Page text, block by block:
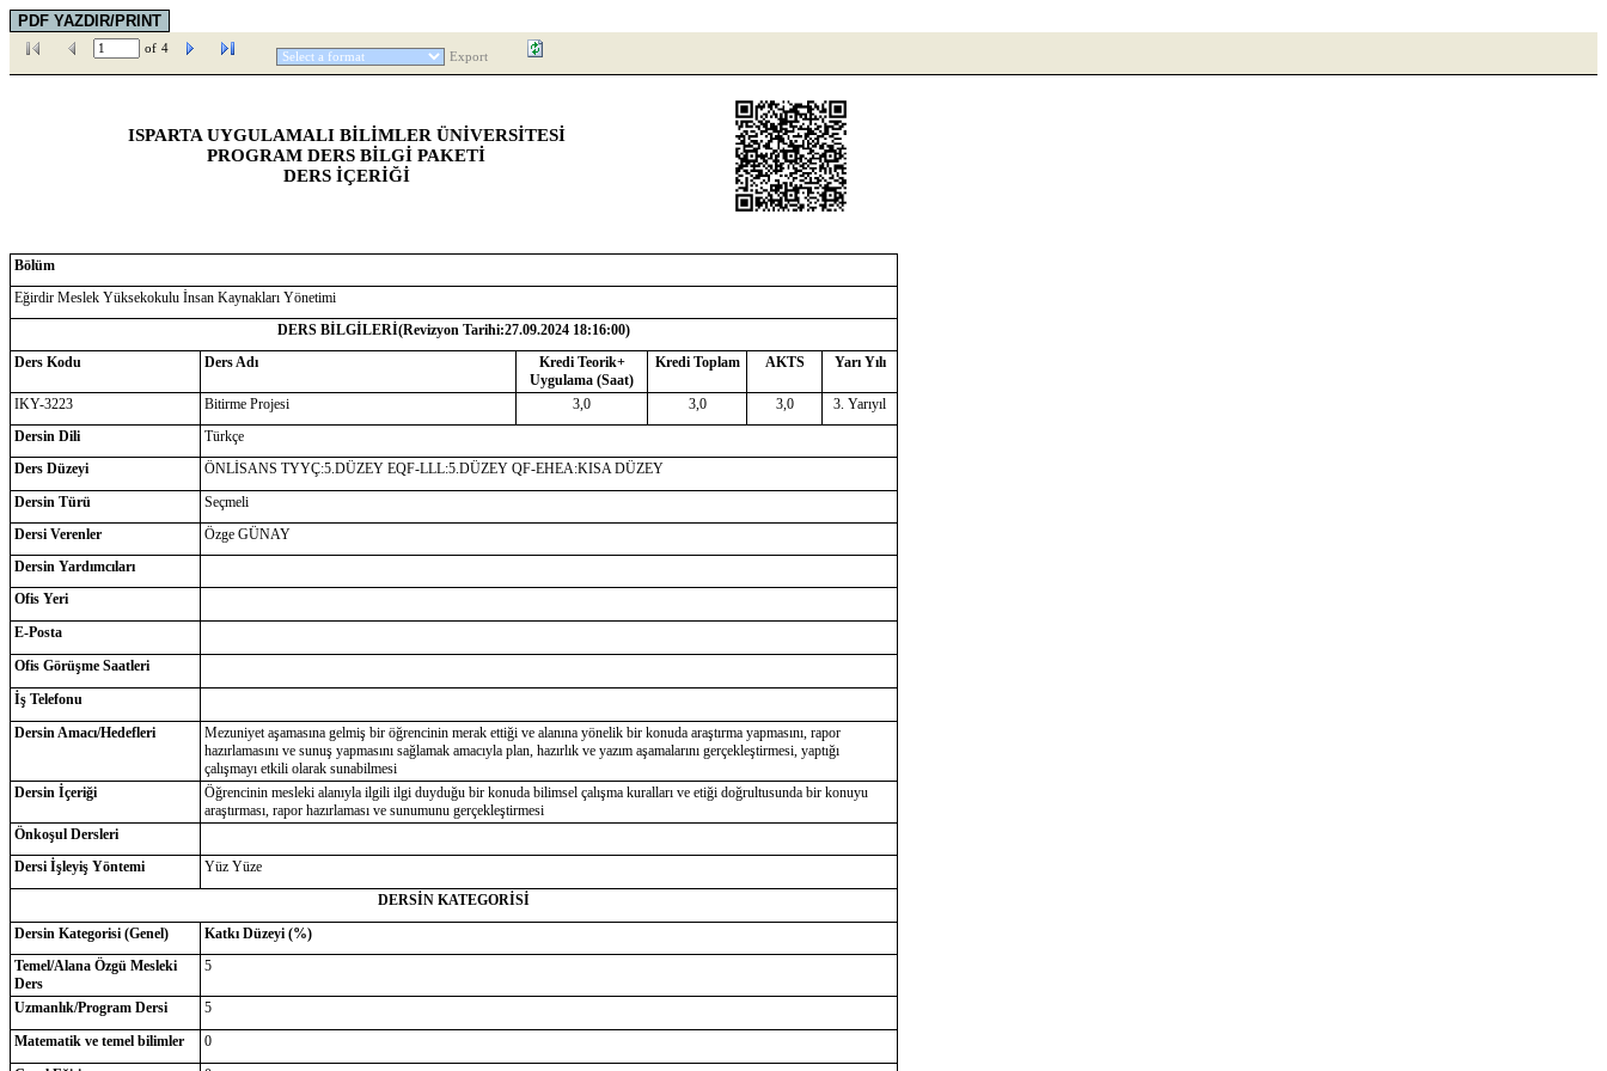
of 4
Export
ISPARTA UYGULAMALI BİLİMLER ÜNİVERSİTESİ
PROGRAM DERS BİLGİ PAKETİ
DERS İÇERİĞİ
Bölüm
Eğirdir Meslek Yüksekokulu İnsan Kaynakları Yönetimi
DERS BİLGİLERİ(Revizyon Tarihi:27.09.2024 18:16:00)
Ders Kodu
Ders Adı
Kredi Teorik+
Uygulama (Saat)
Kredi Toplam AKTS Yarı Yılı
IKY-3223 Bitirme Projesi 3,0 3,0 3,0
3. Yarıyıl
Dersin Dili
Türkçe
Ders Düzeyi
ÖNLİSANS TYYÇ:5.DÜZEY EQF-LLL:5.DÜZEY QF-EHEA:KISA DÜZEY
Dersin Türü
Seçmeli
Dersi Verenler
Özge GÜNAY
Dersin Yardımcıları
Ofis Yeri
E-Posta
Ofis Görüşme Saatleri
İş Telefonu
Dersin Amacı/Hedefleri
Mezuniyet aşamasına gelmiş bir öğrencinin merak ettiği ve alanına yönelik bir konuda araştırma yapmasını, rapor
hazırlamasını ve sunuş yapmasını sağlamak amacıyla plan, hazırlık ve yazım aşamalarını gerçekleştirmesi, yaptığı
çalışmayı etkili olarak sunabilmesi
Dersin İçeriği
Öğrencinin mesleki alanıyla ilgili ilgi duyduğu bir konuda bilimsel çalışma kuralları ve etiği doğrultusunda bir konuyu
araştırması, rapor hazırlaması ve sunumunu gerçekleştirmesi
Önkoşul Dersleri
Dersi İşleyiş Yöntemi
Yüz Yüze
DERSİN KATEGORİSİ
Dersin Kategorisi (Genel)
Katkı Düzeyi (%)
Temel/Alana Özgü Mesleki
Ders
5
Uzmanlık/Program Dersi
5
Matematik ve temel bilimler
0